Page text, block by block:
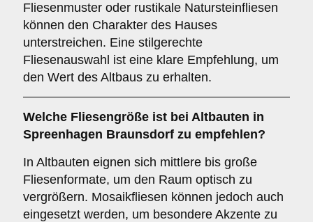
Fliesenmuster oder rustikale Natursteinfliesen
können den Charakter des Hauses
unterstreichen. Eine stilgerechte
Fliesenauswahl ist eine klare Empfehlung, um
den Wert des Altbaus zu erhalten.
Welche Fliesengröße ist bei Altbauten in
Spreenhagen Braunsdorf zu empfehlen?
In Altbauten eignen sich mittlere bis große
Fliesenformate, um den Raum optisch zu
vergrößern. Mosaikfliesen können jedoch auch
eingesetzt werden, um besondere Akzente zu